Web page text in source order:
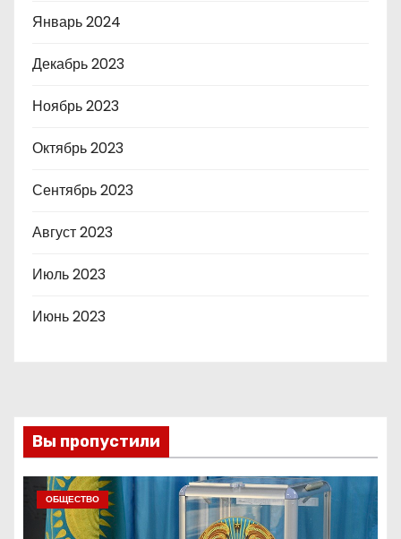
Январь 2024
Декабрь 2023
Ноябрь 2023
Октябрь 2023
Сентябрь 2023
Август 2023
Июль 2023
Июнь 2023
Вы пропустили
ОБЩЕСТВО